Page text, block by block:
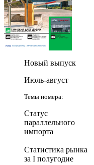
Новый выпуск
Июль-август
Темы номера:
Статус
параллельного
импорта
Статистика рынка
за I полугодие